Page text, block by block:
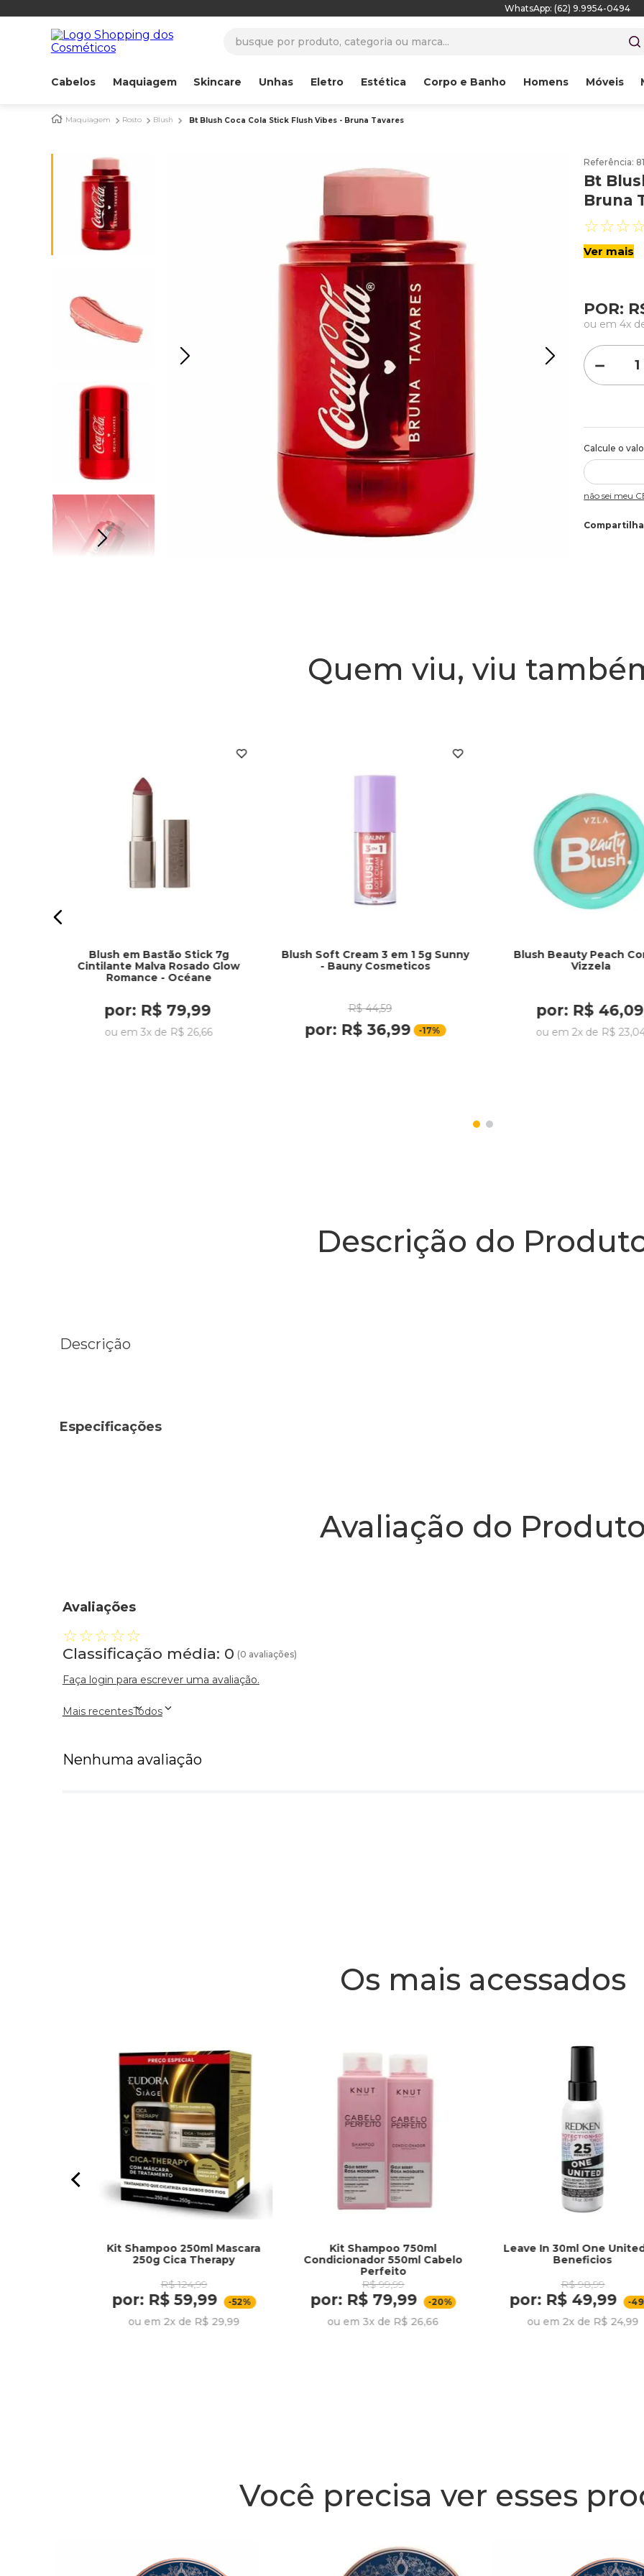
WhatsApp: (62) 9.9954-0494
Cabelos Maquiagem Skincare Unhas Eletro Estética Corpo e Banho Homens Móveis
Maquiagem Rosto Blush Bt Blush Coca Cola Stick Flush Vibes - Bruna Tavares
Referência:
Bt
Bruna
☆☆☆
Ver mais
POR:
ou em4x
－
Não sei meu
Quem viu, viu
Blush em Bastão Stick 7g
Cintilante Malva Rosado Glow
Romance - Océane
por: R$ 79,99
ou em3x de R$ 26,66
Blush Soft Cream 3 em 1 5g Sunny
- Bauny Cosmeticos
R$ 44,59
por: R$ 36,99 -17%
Blush Beauty Peach
Vizzela
por: R$ 46,09
ou em2x de R$ 23,
Descrição do
Descrição
Especificações
Avaliação do
Avaliações
☆☆☆☆☆
Classificação média: 0 (0 avaliações)
Faça login para escrever uma avaliação.
Mais recentesTodos
Nenhuma avaliação
Os mais acessados
Kit Shampoo 250ml Mascara
250g Cica Therapy
R$ 124,99
por: R$ 59,99 -52%
ou em 2x de R$ 29,99
Kit Shampoo 750ml
Condicionador 550ml Cabelo
Perfeito
R$ 99,99
por: R$ 79,99 -20%
ou em 3x de R$ 26,66
Leave In 30ml One
Beneficios
R$ 98,99
por: R$ 49,99 -
ou em 2x de R$ 24,99
Você precisa ver esses